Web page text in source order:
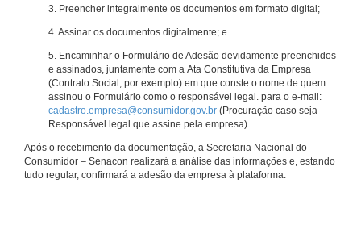
3. Preencher integralmente os documentos em formato digital;
4. Assinar os documentos digitalmente; e
5. Encaminhar o Formulário de Adesão devidamente preenchidos
e assinados, juntamente com a Ata Constitutiva da Empresa
(Contrato Social, por exemplo) em que conste o nome de quem
assinou o Formulário como o responsável legal. para o e-mail:
cadastro.empresa@consumidor.gov.br (Procuração caso seja
Responsável legal que assine pela empresa)
Após o recebimento da documentação, a Secretaria Nacional do
Consumidor – Senacon realizará a análise das informações e, estando
tudo regular, confirmará a adesão da empresa à plataforma.